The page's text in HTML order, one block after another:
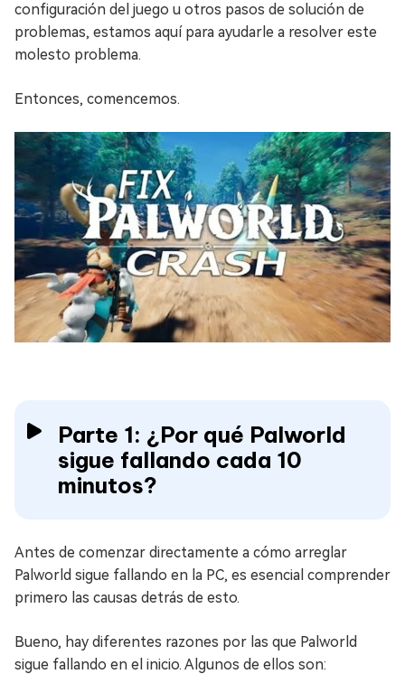
configuración del juego u otros pasos de solución de
problemas, estamos aquí para ayudarle a resolver este
molesto problema.
Entonces, comencemos.
Parte 1: ¿Por qué Palworld
sigue fallando cada 10
minutos?
Antes de comenzar directamente a cómo arreglar
Palworld sigue fallando en la PC, es esencial comprender
primero las causas detrás de esto.
Bueno, hay diferentes razones por las que Palworld
sigue fallando en el inicio. Algunos de ellos son: